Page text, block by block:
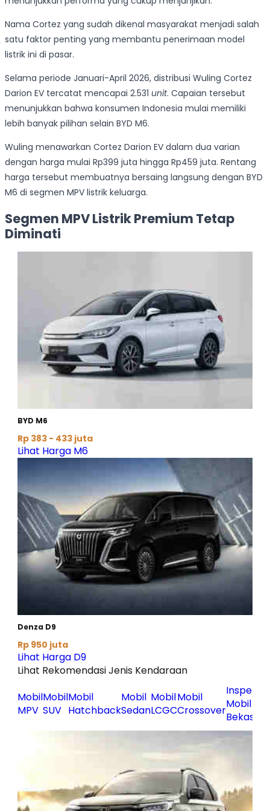
Nama Cortez yang sudah dikenal masyarakat menjadi salah
satu faktor penting yang membantu penerimaan model
listrik ini di pasar.
Selama periode Januari-April 2026, distribusi Wuling Cortez
Darion EV tercatat mencapai 2.531 unit. Capaian tersebut
menunjukkan bahwa konsumen Indonesia mulai memiliki
lebih banyak pilihan selain BYD M6.
Wuling menawarkan Cortez Darion EV dalam dua varian
dengan harga mulai Rp399 juta hingga Rp459 juta. Rentang
harga tersebut membuatnya bersaing langsung dengan BYD
M6 di segmen MPV listrik keluarga.
Segmen MPV Listrik Premium Tetap
Diminati